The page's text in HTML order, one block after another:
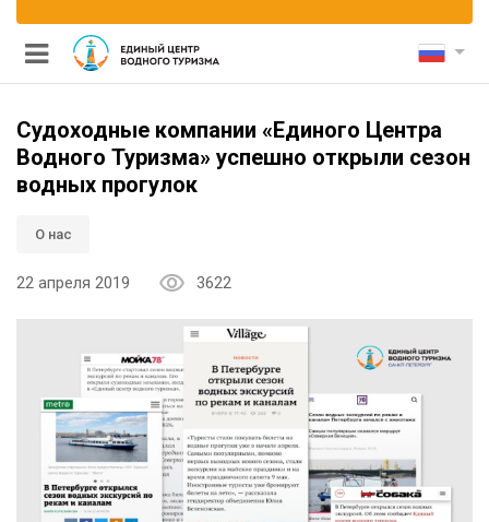
мостами
заливу
Судоходные компании «Единого Центра
Водного Туризма» успешно открыли сезон
водных прогулок
О нас
22 апреля 2019 3622